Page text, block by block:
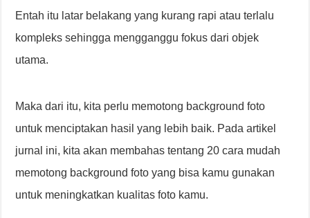
Entah itu latar belakang yang kurang rapi atau terlalu
kompleks sehingga mengganggu fokus dari objek
utama.
Maka dari itu, kita perlu memotong background foto
untuk menciptakan hasil yang lebih baik. Pada artikel
jurnal ini, kita akan membahas tentang 20 cara mudah
memotong background foto yang bisa kamu gunakan
untuk meningkatkan kualitas foto kamu.